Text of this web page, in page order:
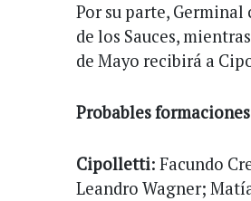
Por su parte,
de los Sauces,
de Mayo recibirá a
Probables
Cipolletti: Facundo
Leandro Wagner;